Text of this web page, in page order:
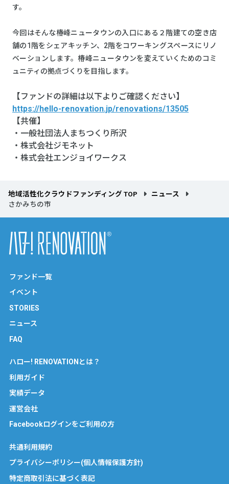
す。
今回はそんな椿峰ニュータウンの入口にある２階建ての空き店
舗の1階をシェアキッチン、2階をコワーキングスペースにリノ
ベーションします。椿峰ニュータウンを変えていくためのコミ
ュニティの拠点づくりを目指します。
【ファンドの詳細は以下よりご確認ください】
https://hello-renovation.jp/renovations/13505
【共催】
・一般社団法人まちつくり所沢
・株式会社ジモネット
・株式会社エンジョイワークス
地域活性化クラウドファンディング TOP
ニュース
さかみちの市
ファンド一覧
イベント
STORIES
ニュース
FAQ
ハロー! RENOVATIONとは？
利用ガイド
実績データ
運営会社
Facebookログインをご利用の方
共通利用規約
プライバシーポリシー(個人情報保護方針)
特定商取引法に基づく表記